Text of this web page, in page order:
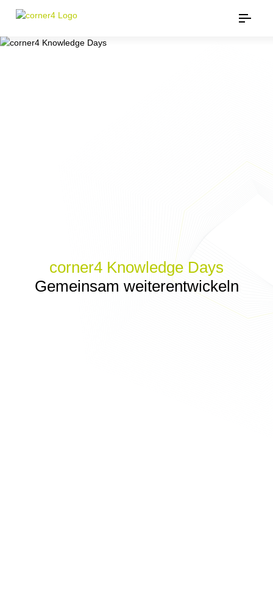
corner4 Knowledge Days
Gemeinsam weiterentwickeln